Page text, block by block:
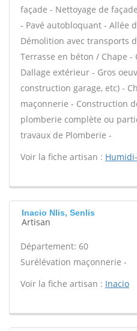
façade - Nettoyage de
- Pavé autobloquant - Allée
Démolition avec transports
Terrasse en béton / Chape -
Dallage extérieur - Gros
construction garage, etc) -
maçonnerie - Construction
plomberie complète ou
travaux de Plomberie -
Voir la fiche artisan :
Inacio Nlis, Senlis
Artisan
Département: 60
Surélévation maçonnerie -
Voir la fiche artisan : Inacio